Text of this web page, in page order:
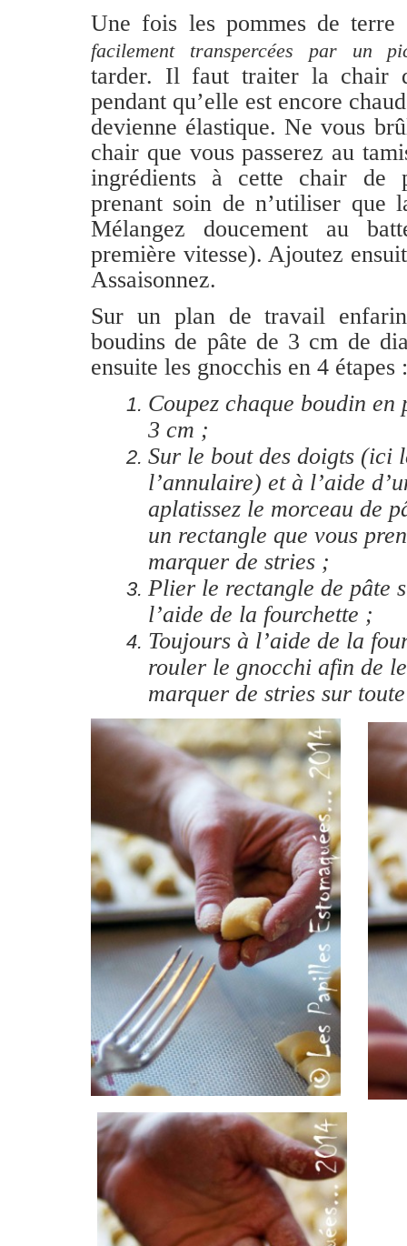
Une fois les pommes de terre
facilement transpercées par un
tarder. Il faut traiter la chair
pendant qu’elle est encore
devienne élastique. Ne vous
chair que vous passerez au
ingrédients à cette chair de
prenant soin de n’utiliser que
Mélangez doucement au
première vitesse). Ajoutez
Assaisonnez.
Sur un plan de travail
boudins de pâte de 3 cm de
ensuite les gnocchis en 4 étapes :
Coupez chaque boudin en
3 cm ;
Sur le bout des doigts (ici
l’annulaire) et à l’aide
aplatissez le morceau de
un rectangle que vous
marquer de stries ;
Plier le rectangle de pâte
l’aide de la fourchette ;
Toujours à l’aide de la
rouler le gnocchi afin de
marquer de stries sur